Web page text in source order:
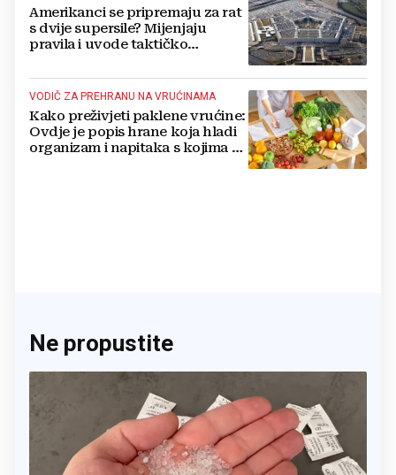
Amerikanci se pripremaju za rat
s dvije supersile? Mijenjaju
pravila i uvode taktičko
VODIČ ZA PREHRANU NA VRUĆINAMA
Kako preživjeti paklene vrućine:
Ovdje je popis hrane koja hladi
organizam i napitaka s kojima si
Ne propustite